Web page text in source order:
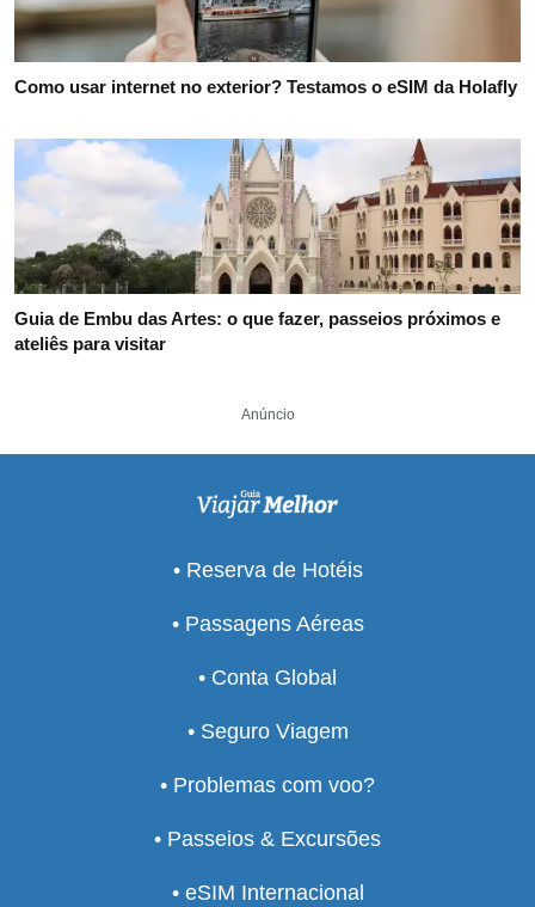
Como usar internet no exterior? Testamos o eSIM da Holafly
Guia de Embu das Artes: o que fazer, passeios próximos e
ateliês para visitar
Anúncio
• Reserva de Hotéis
• Passagens Aéreas
• Conta Global
• Seguro Viagem
• Problemas com voo?
• Passeios & Excursões
• eSIM Internacional